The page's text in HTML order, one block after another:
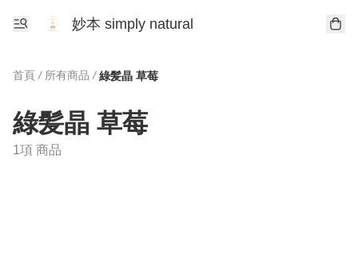
妙本 simply natural
首頁 / 所有商品 / 綠髪晶 草莓
綠髪晶 草莓
1項 商品